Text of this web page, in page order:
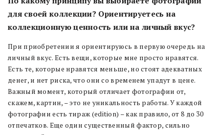
для своей коллекции? Ориентируетесь на
коллекционную ценность или на личный вкус?
При приобретении я ориентируюсь в первую очередь на
личный вкус. Есть вещи, которые мне просто нравятся.
Есть те, которые нравятся меньше, но стоят адекватных
денег, и нет риска, что они со временем упадут в цене.
Важный момент, который отличает фотографии от,
скажем, картин, – это не уникальность работы. У каждой
фотографии есть тираж (edition) – как правило, от 8 до 30
отпечатков. Еще один существенный фактор, сильно